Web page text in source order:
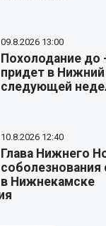
09.8.2026 13:00
Похолодание до
придет в
следующей
10.8.2026 12:40
Глава Нижнего
в Нижнекамске